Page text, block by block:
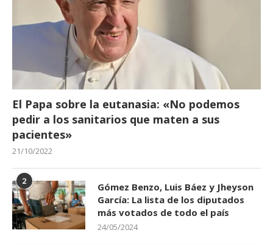
El Papa sobre la eutanasia: «No podemos
pedir a los sanitarios que maten a sus
pacientes»
21/10/2022
2
Gómez Benzo, Luis Báez y Jheyson
García: La lista de los diputados
más votados de todo el país
24/05/2024